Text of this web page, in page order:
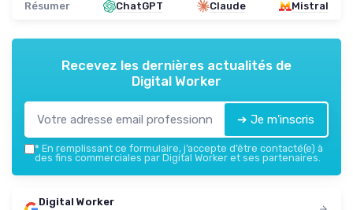
Résumer ChatGPT Claude Mistral
Recevez les dernières actualités de
Digital Worker
➔ Je m'inscris
* En remplissant ce formulaire, j’accepte d’être contacté(e) à
des fins commerciales par Digital Worker et ses partenaires.
Digital Worker